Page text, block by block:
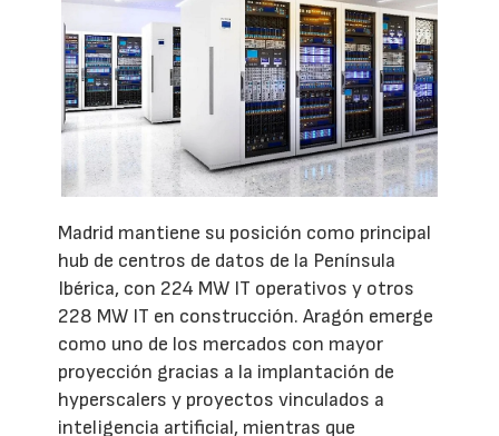
Madrid mantiene su posición como principal
hub de centros de datos de la Península
Ibérica, con 224 MW IT operativos y otros
228 MW IT en construcción. Aragón emerge
como uno de los mercados con mayor
proyección gracias a la implantación de
hyperscalers y proyectos vinculados a
inteligencia artificial, mientras que